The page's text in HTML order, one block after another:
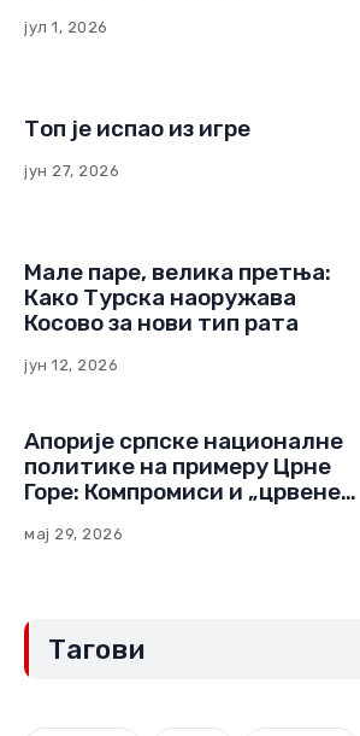
Црној Гори
јул 1, 2026
Топ је испао из игре
јун 27, 2026
Мале паре, велика претња:
Како Турска наоружава
Косово за нови тип рата
јун 12, 2026
Апорије српске националне
политике на примеру Црне
Горе: Компромиси и „црвене
мај 29, 2026
Тагови